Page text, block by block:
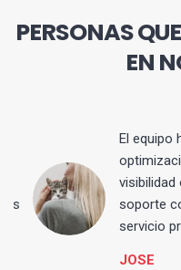
PERSONAS
EN
El equipo
visibilidad
soporte
servicio
JOSE